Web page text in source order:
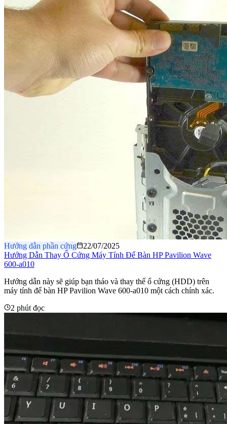
Hướng dẫn phần cứng
22/07/2025
Hướng Dẫn Thay Ổ Cứng Máy Tính Để Bàn HP Pavilion Wave
600-a010
Hướng dẫn này sẽ giúp bạn tháo và thay thế ổ cứng (HDD) trên
máy tính để bàn HP Pavilion Wave 600-a010 một cách chính xác.
2 phút đọc